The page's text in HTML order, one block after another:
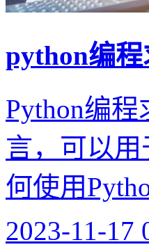
python编
Python编
言，可以
何使用
2023-11-17